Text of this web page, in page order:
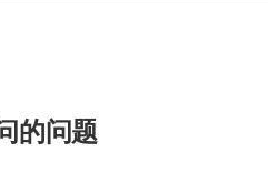
的问题